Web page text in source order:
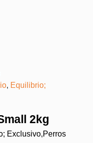
, Equilibrio;
2kg
Exclusivo,Perros